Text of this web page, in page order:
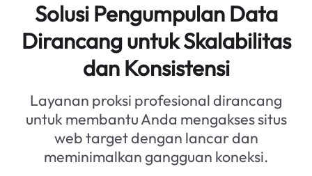
Solusi Pengumpulan Data
Dirancang untuk Skalabilitas
dan Konsistensi
Layanan proksi profesional dirancang
untuk membantu Anda mengakses situs
web target dengan lancar dan
meminimalkan gangguan koneksi.